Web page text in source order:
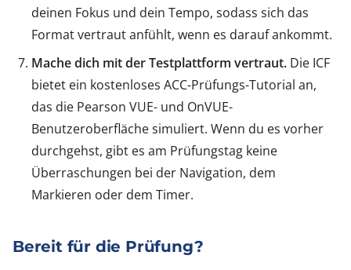
deinen Fokus und dein Tempo, sodass sich das
Format vertraut anfühlt, wenn es darauf ankommt.
Mache dich mit der Testplattform vertraut. Die ICF
bietet ein kostenloses ACC-Prüfungs-Tutorial an,
das die Pearson VUE- und OnVUE-
Benutzeroberfläche simuliert. Wenn du es vorher
durchgehst, gibt es am Prüfungstag keine
Überraschungen bei der Navigation, dem
Markieren oder dem Timer.
Bereit für die Prüfung?